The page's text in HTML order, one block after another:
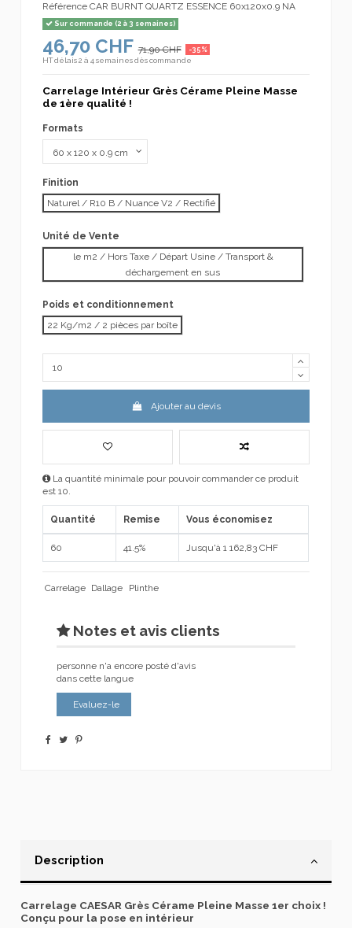
Référence CAR BURNT QUARTZ ESSENCE 60x120x0.9 NA
Sur commande (2 à 3 semaines)
46,70 CHF 71,90 CHF -35%
HTdélais 2 à 4 semaines dès commande
Carrelage Intérieur Grès Cérame Pleine Masse
de 1ère qualité !
Formats
Finition
Naturel / R10 B / Nuance V2 / Rectifié
Unité de Vente
le m2 / Hors Taxe / Départ Usine / Transport &
déchargement en sus
Poids et conditionnement
22 Kg/m2 / 2 pièces par boîte
Ajouter au devis
La quantité minimale pour pouvoir commander ce produit
est 10.
Quantité Remise Vous économisez
60 41.5% Jusqu'à 1 162,83 CHF
Carrelage Dallage Plinthe
Notes et avis clients
personne n'a encore posté d'avis
dans cette langue
Evaluez-le
Description
Carrelage CAESAR Grès Cérame Pleine Masse 1er choix !
Conçu pour la pose en intérieur